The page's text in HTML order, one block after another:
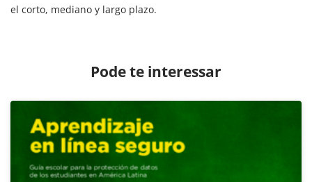
el corto, mediano y largo plazo.
Pode te interessar